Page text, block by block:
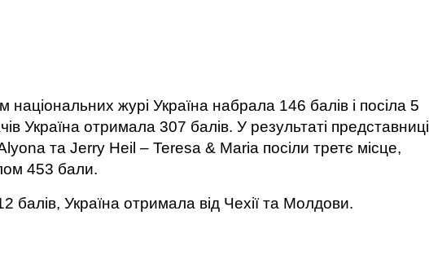
національних журі Україна набрала 146 балів і посіла 5
Україна отримала 307 балів. У результаті представниці
та Jerry Heil – Teresa & Maria посіли третє місце,
453 бали.
балів, Україна отримала від Чехії та Молдови.